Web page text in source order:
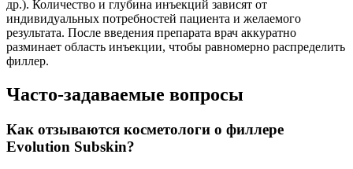
др.). Количество и глубина инъекций зависят от
индивидуальных потребностей пациента и желаемого
результата. После введения препарата врач аккуратно
разминает область инъекции, чтобы равномерно распределить
филлер.
Часто-задаваемые вопросы
Как отзываются косметологи о филлере
Evolution Subskin?